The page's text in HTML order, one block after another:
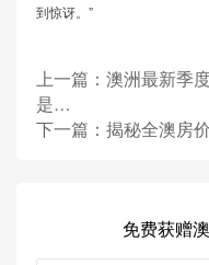
到惊讶。”
上一篇： 澳洲最新季
是…
下一篇： 揭秘全澳房
免费获赠